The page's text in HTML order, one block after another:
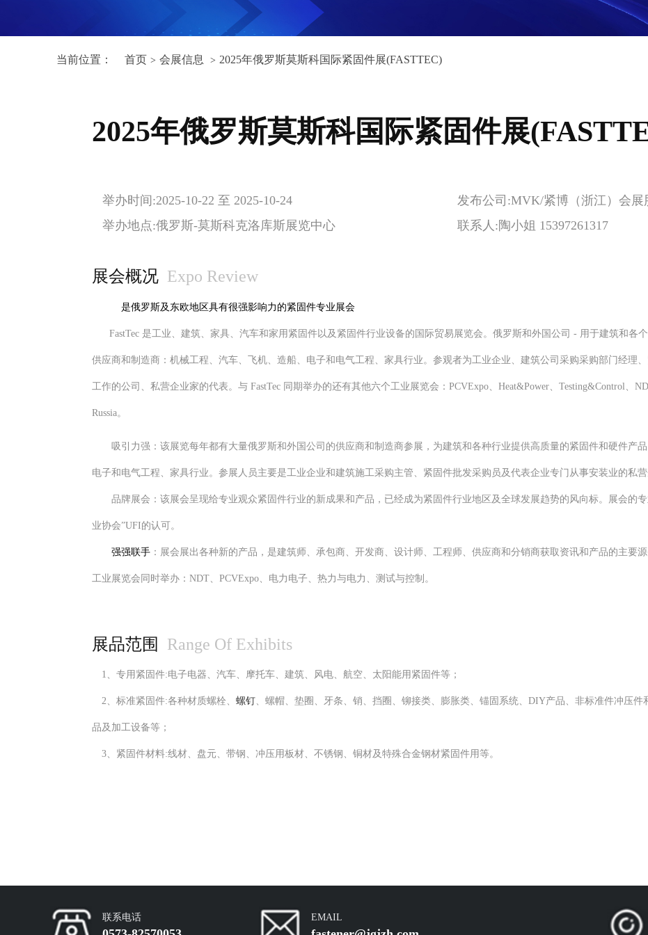
当前位置： 首页 > 会展信息 > 2025年俄罗斯莫斯科国际紧固件展(FASTTEC)
2025年俄罗斯莫斯科国际紧固件展
举办时间:2025-10-22 至 2025-10-24
发布公司:MVK/紧博（浙江）会展
举办地点:俄罗斯-莫斯科克洛库斯展览中心
联系人:陶小姐 15397261317
展会概况 Expo Review
是俄罗斯及东欧地区具有很强影响力的紧固件专业展会
FastTec 是工业、建筑、家具、汽车和家用紧固件以及紧固件行业设备的国际贸易展览会。俄罗斯和外国公司 - 用于建筑和各
供应商和制造商：机械工程、汽车、飞机、造船、电子和电气工程、家具行业。参观者为工业企业、建筑公司采购采购部门经理
工作的公司、私营企业家的代表。与 FastTec 同期举办的还有其他六个工业展览会：PCVExpo、Heat&Power、Testing&Control、
Russia。
吸引力强 ：该展览每年都有大量俄罗斯和外国公司的供应商和制造商参展，为建筑和各种行业提供高质量的紧固件和硬件产
电子和电气工程、家具行业。参展人员主要是工业企业和建筑施工采购主管、紧固件批发采购员及代表企业专门从事安装业的私营
品牌展会 ：该展会呈现给专业观众紧固件行业的新成果和产品，已经成为紧固件行业地区及全球发展趋势的风向标。展会的
业协会”UFI的认可。
强强联手 ：展会展出各种新的产品，是建筑师、承包商、开发商、设计师、工程师、供应商和分销商获取资讯和产品的主要源
工业展览会同时举办：NDT、PCVExpo、电力电子、热力与电力、测试与控制。
展品范围 Range Of Exhibits
1、 专用紧固件:电子电器、汽车、摩托车、建筑、风电、航空、太阳能用紧固件等；
2、 标准紧固件:各种材质螺栓、 螺钉、螺帽、垫圈、牙条、销、挡圈、铆接类、膨胀类、锚固系统、 DIY产品、非标准件冲压件
品及加工设备等；
3、 紧固件材料:线材、盘元、带钢、冲压用板材、不锈钢、铜材及特殊合金钢材紧固件用等。
联系电话 EMAIL